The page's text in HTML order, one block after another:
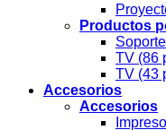
Productos
TV (86
TV (43
Accesorios
Accesorios